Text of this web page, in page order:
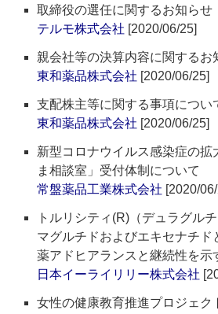
取締役の選任に関するお知らせ
テルモ株式会社 [2020/06/25]
親会社等の決算内容に関するお
東和薬品株式会社 [2020/06/25]
支配株主等に関する事項につい
東和薬品株式会社 [2020/06/25]
新型コロナウイルス感染症の拡
ま相談室」受付体制について
常盤薬品工業株式会社 [2020/
トルリシティ(R)（デュラグル
マグルチドおよびエキセナチド
薬アドヒアランスと継続性を示
日本イーライリリー株式会社
女性の健康教育推進プロジェク